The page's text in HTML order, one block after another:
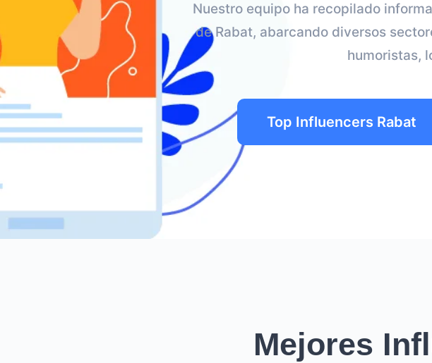
Nuestro equipo ha recopilado
de Rabat, abarcando diversos
humoristas,
Top Influencers Rabat
Mejores